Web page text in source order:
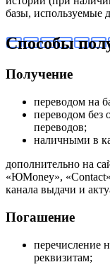
базы, используемые
Способы
Получение
переводом на
переводом без
переводов;
наличными в
дополнительно на
«ЮMoney»,
канала выдачи и
Погашение
перечисление
реквизитам;